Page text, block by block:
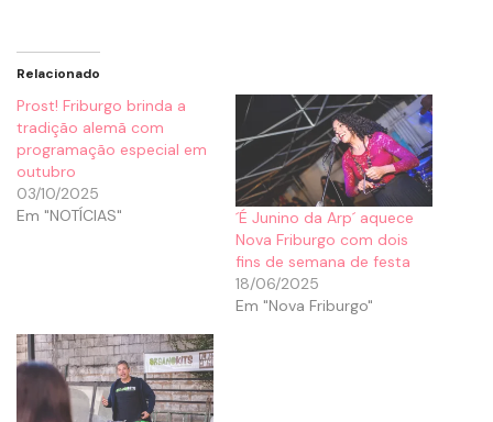
Relacionado
Prost! Friburgo brinda a
tradição alemã com
programação especial em
outubro
03/10/2025
Em "NOTÍCIAS"
´É Junino da Arp´ aquece
Nova Friburgo com dois
fins de semana de festa
18/06/2025
Em "Nova Friburgo"